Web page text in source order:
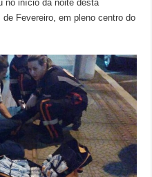
no início da noite desta
Fevereiro, em pleno centro do